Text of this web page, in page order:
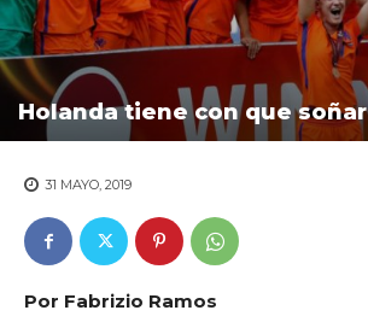
Holanda tiene con que soñar
31 MAYO, 2019
Por Fabrizio Ramos